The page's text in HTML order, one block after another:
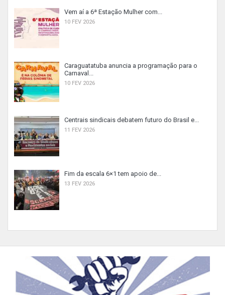
Vem aí a 6ª Estação Mulher com...
10 FEV 2026
Caraguatatuba anuncia a programação para o
Carnaval...
10 FEV 2026
Centrais sindicais debatem futuro do Brasil e...
11 FEV 2026
Fim da escala 6×1 tem apoio de...
13 FEV 2026